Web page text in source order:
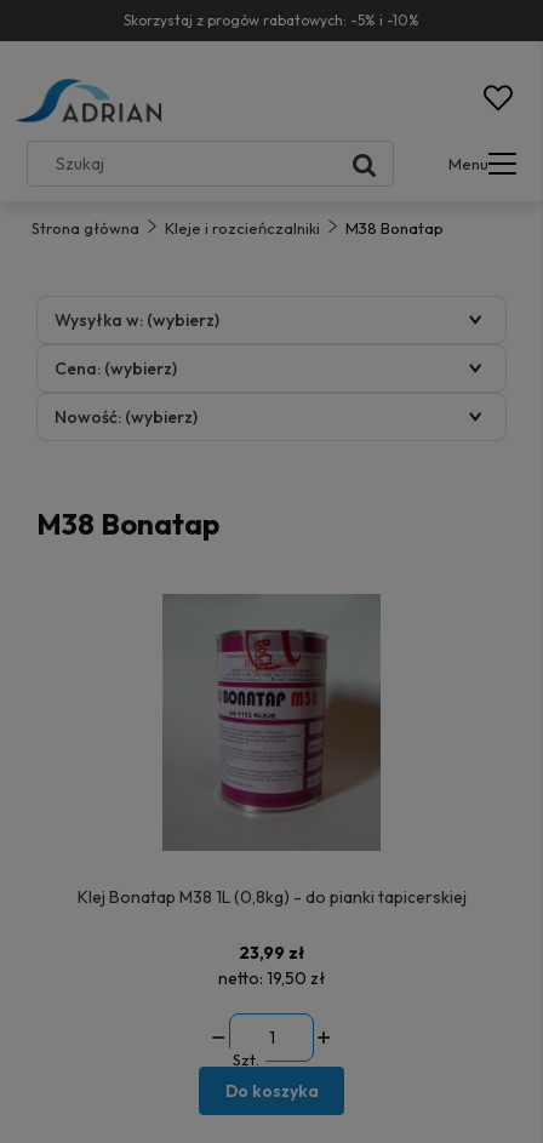
Skorzystaj z progów rabatowych: -5% i -10%
Menu
Strona główna Kleje i rozcieńczalniki M38 Bonatap
Wysyłka w: (wybierz)
Cena: (wybierz)
Nowość: (wybierz)
M38 Bonatap
Klej Bonatap M38 1L (0,8kg) - do pianki tapicerskiej
23,99 zł
netto: 19,50 zł
Szt.
Do koszyka